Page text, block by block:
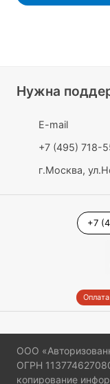
Нужна
E-mail
+7 (495) 718-
г.Москва,
+7
ООО
ОГРН
копирование